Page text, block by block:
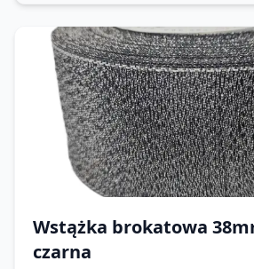
Wstążka brokatowa
czarna